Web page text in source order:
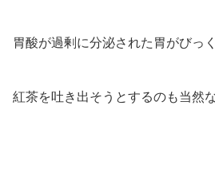
胃酸が過剰に分泌された胃がびっ
紅茶を吐き出そうとするのも当然